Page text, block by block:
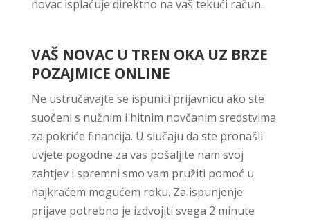
novac isplaćuje direktno na vaš tekući račun.
VAŠ NOVAC U TREN OKA UZ BRZE
POZAJMICE ONLINE
Ne ustručavajte se ispuniti prijavnicu ako ste
suočeni s nužnim i hitnim novčanim sredstvima
za pokriće financija. U slučaju da ste pronašli
uvjete pogodne za vas pošaljite nam svoj
zahtjev i spremni smo vam pružiti pomoć u
najkraćem mogućem roku. Za ispunjenje
prijave potrebno je izdvojiti svega 2 minute